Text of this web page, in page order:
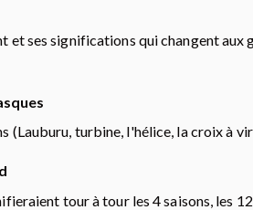
et ses significations qui changent
(Lauburu, turbine, l'hélice, la croix à
tour à tour les 4 saisons, les